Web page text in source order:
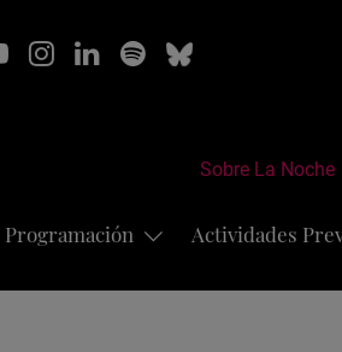
Sobre La Noche
Programación Actividades